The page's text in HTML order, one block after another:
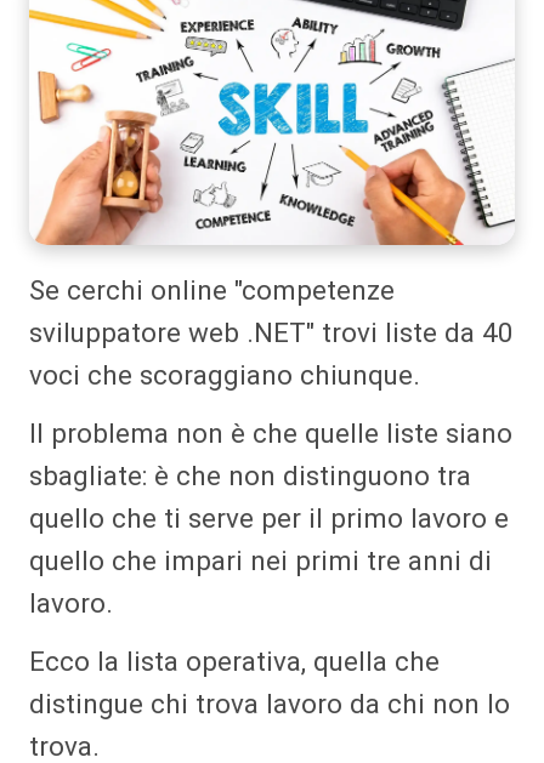
Se cerchi online "competenze
sviluppatore web .NET" trovi liste da 40
voci che scoraggiano chiunque.
Il problema non è che quelle liste siano
sbagliate: è che non distinguono tra
quello che ti serve per il primo lavoro e
quello che impari nei primi tre anni di
lavoro.
Ecco la lista operativa, quella che
distingue chi trova lavoro da chi non lo
trova.